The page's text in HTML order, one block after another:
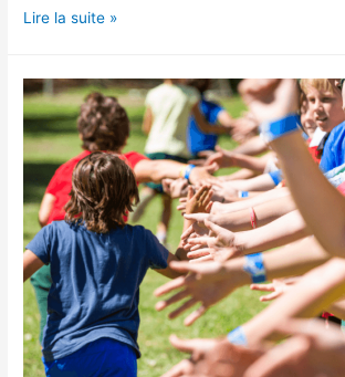
Les
du
sport
Lire la suite »